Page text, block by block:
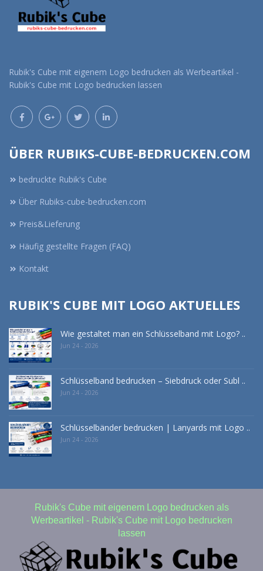
Rubik's Cube mit eigenem Logo bedrucken als Werbeartikel -
Rubik's Cube mit Logo bedrucken lassen
ÜBER RUBIKS-CUBE-BEDRUCKEN.COM
bedruckte Rubik's Cube
Über Rubiks-cube-bedrucken.com
Preis&Lieferung
Häufig gestellte Fragen (FAQ)
Kontakt
RUBIK'S CUBE MIT LOGO AKTUELLES
Wie gestaltet man ein Schlüsselband mit Logo? ..
Jun 24 - 2026
Schlüsselband bedrucken – Siebdruck oder Subl ..
Jun 24 - 2026
Schlüsselbänder bedrucken | Lanyards mit Logo ..
Jun 24 - 2026
Rubik's Cube mit eigenem Logo bedrucken als
Werbeartikel - Rubik's Cube mit Logo bedrucken
lassen